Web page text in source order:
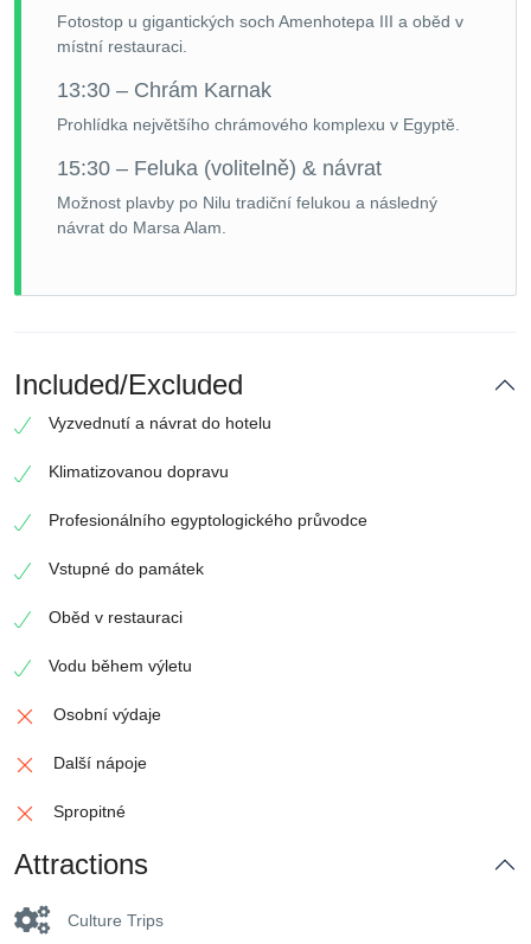
Fotostop u gigantických soch Amenhotepa III a oběd v
místní restauraci.
13:30 – Chrám Karnak
Prohlídka největšího chrámového komplexu v Egyptě.
15:30 – Feluka (volitelně) & návrat
Možnost plavby po Nilu tradiční felukou a následný
návrat do Marsa Alam.
Included/Excluded
Vyzvednutí a návrat do hotelu
Klimatizovanou dopravu
Profesionálního egyptologického průvodce
Vstupné do památek
Oběd v restauraci
Vodu během výletu
Osobní výdaje
Další nápoje
Spropitné
Attractions
Culture Trips